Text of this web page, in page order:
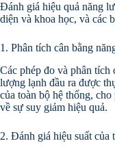
Đánh giá hiệu quả năng
diện và khoa học, và các
1. Phân tích cân bằng
Các phép đo và phân
lượng lạnh đầu ra được
của toàn bộ hệ thống,
về sự suy giảm hiệu quả.
2. Đánh giá hiệu suất của